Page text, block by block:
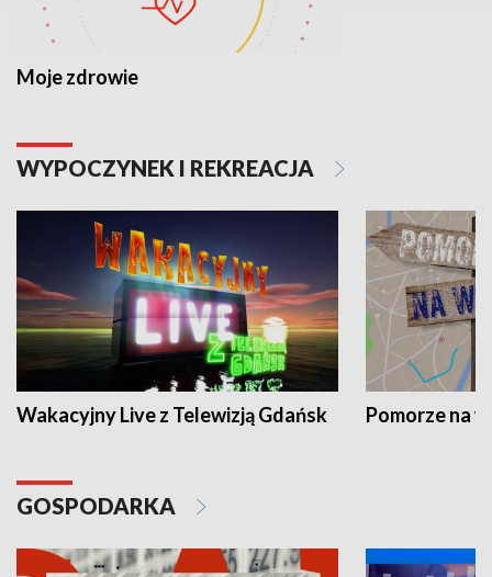
Moje zdrowie
WYPOCZYNEK I REKREACJA
Wakacyjny Live z Telewizją Gdańsk Pomorze na
GOSPODARKA